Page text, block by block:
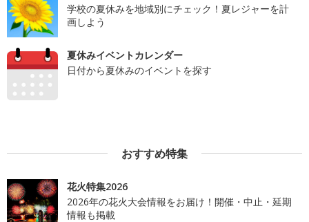
学校の夏休みを地域別にチェック！夏レジャーを計
画しよう
夏休みイベントカレンダー
日付から夏休みのイベントを探す
おすすめ特集
花火特集2026
2026年の花火大会情報をお届け！開催・中止・延期
情報も掲載